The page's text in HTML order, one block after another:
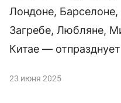
Лондоне,
Загребе, Любляне,
Китае —
23 июня 2025